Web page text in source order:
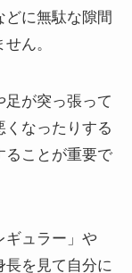
どに無駄な隙間
ん。
が突っ張って
くなったりする
ることが重要で
ギュラー」や
長を見て自分に